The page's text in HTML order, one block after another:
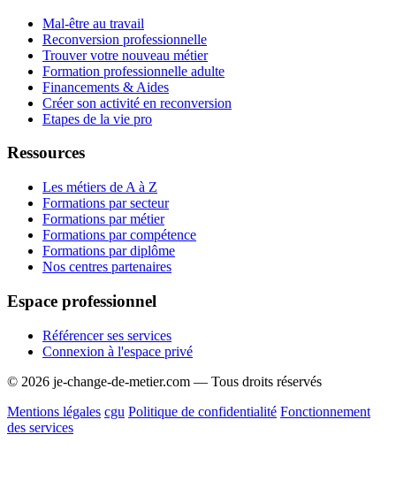
Mal-être au travail
Reconversion professionnelle
Trouver votre nouveau métier
Formation professionnelle adulte
Financements & Aides
Créer son activité en reconversion
Etapes de la vie pro
Ressources
Les métiers de A à Z
Formations par secteur
Formations par métier
Formations par compétence
Formations par diplôme
Nos centres partenaires
Espace professionnel
Référencer ses services
Connexion à l'espace privé
© 2026 je-change-de-metier.com — Tous droits réservés
Mentions légales cgu Politique de confidentialité Fonctionnement
des services